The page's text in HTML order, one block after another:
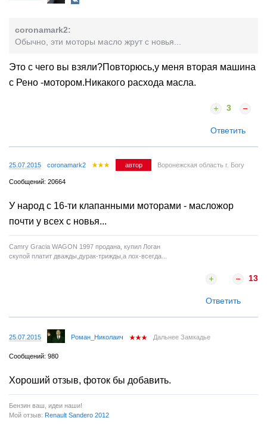
coronamark2:
Обычно, эти моторы масло жрут с новья...
Это с чего вы взяли?Повторюсь,у меня вторая машина
с Рено -мотором.Никакого расхода масла.
3
Ответить
25.07.2015 coronamark2 автор Воронежская область г. Богу
Сообщений: 20664
У народ с 16-ти клапанными моторами - масложор
почти у всех с новья...
Camry Gracia WAGON 1997 продана, купил Логан
скупой платит дважды,дурак-трижды,а лох-всегда...
13
Ответить
25.07.2015 Роман_Николаич Дальнее Замкадье
Сообщений: 980
Хороший отзыв, фоток бы добавить.
Бензин ваш, идеи наши!
Мой отзыв: Renault Sandero 2012